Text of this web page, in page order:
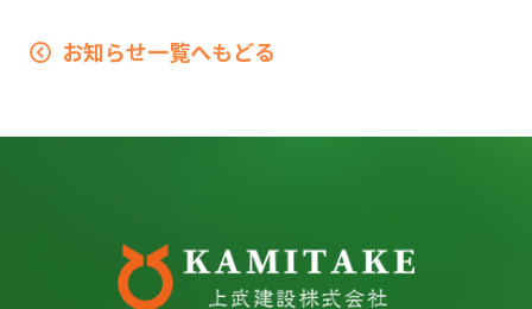
お知らせ一覧へもどる